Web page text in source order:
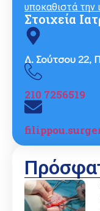
υποκαθιστά την
Στοιχεία
Δ. Σούτσου 22,
210 7256519